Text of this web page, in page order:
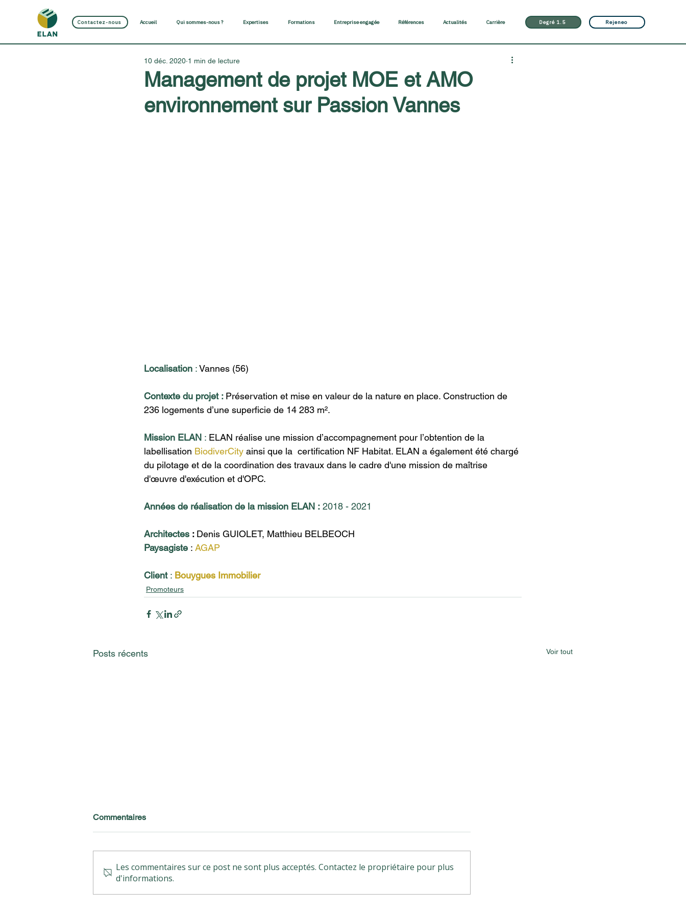
Contactez-nous Accueil Qui sommes-nous ? Expertises Formations Entreprise engagée Références Actualités Carrière Degré 1.5 Rejeneo
Management de projet MOE et AMO
environnement sur Passion Vannes
10 déc. 2020 1 min de lecture
Localisation : Vannes (56)
Contexte du projet : Préservation et mise en valeur de la nature en place. Construction de
236 logements d’une superficie de 14 283 m².
Mission ELAN : ELAN réalise une mission d’accompagnement pour l’obtention de la
labellisation BiodiverCity ainsi que la  certification NF Habitat. ELAN a également été chargé
du pilotage et de la coordination des travaux dans le cadre d'une mission de maîtrise
d'œuvre d'exécution et d'OPC.​
Années de réalisation de la mission ELAN : 2018 - 2021
Architectes : Denis GUIOLET, Matthieu BELBEOCH
Paysagiste : AGAP​
Client : Bouygues Immobilier
Promoteurs
Posts récents Voir tout
AMO environnement &
AMO environnement Retail
Conseil en stratégie
Commentaires
Les commentaires sur ce post ne sont plus acceptés. Contactez le propriétaire pour plus
d'informations.